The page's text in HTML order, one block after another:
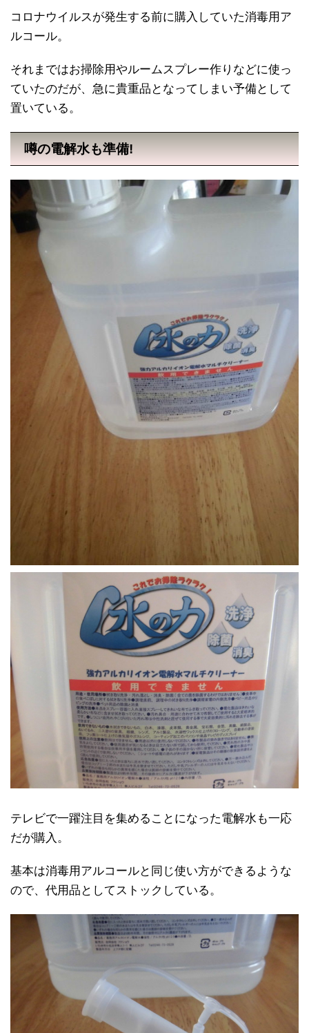
コロナウイルスが発生する前に購入していた消毒用ア
ルコール。
それまではお掃除用やルームスプレー作りなどに使っ
ていたのだが、急に貴重品となってしまい予備として
置いている。
噂の電解水も準備!
テレビで一躍注目を集めることになった電解水も一応
だが購入。
基本は消毒用アルコールと同じ使い方ができるような
ので、代用品としてストックしている。